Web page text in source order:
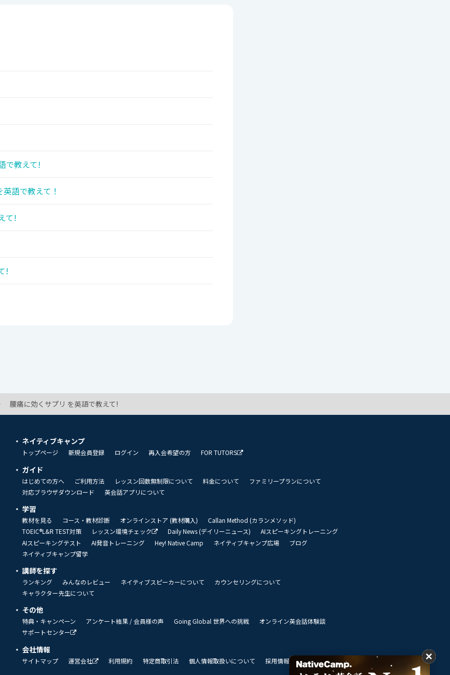
で教えて!
語で教えて！
て!
!
腰痛に効くサプリ を英語で教えて!
ネイティブキャンプ
トップページ 新規会員登録 ログイン 再入会希望の方 FOR TUTORS
ガイド
はじめての方へ ご利用方法 レッスン回数無制限について 料金について
ファミリープランについて
対応ブラウザダウンロード
英会話アプリについて
学習
教材を見る コース・教材診断 オンラインストア (教材購入)
Callan Method (カランメソッド)
TOEIC®L&R TEST対策
レッスン環境チェック Daily News (デイリーニュース)
AIスピーキングトレーニング
AIスピーキングテスト
AI発音トレーニング Hey! Native Camp ネイティブキャンプ広場
ブログ
ネイティブキャンプ留学
講師を探す
ランキング みんなのレビュー ネイティブスピーカーについて
カウンセリングについて
キャラクター先生について
その他
特典・キャンペーン アンケート結果 / 会員様の声 Going Global 世界への挑戦
オンライン英会話体験談
サポートセンター
会社情報
サイトマップ 運営会社 利用規約 特定商取引法 個人情報取扱いについて 採用情報 私達のビジョン